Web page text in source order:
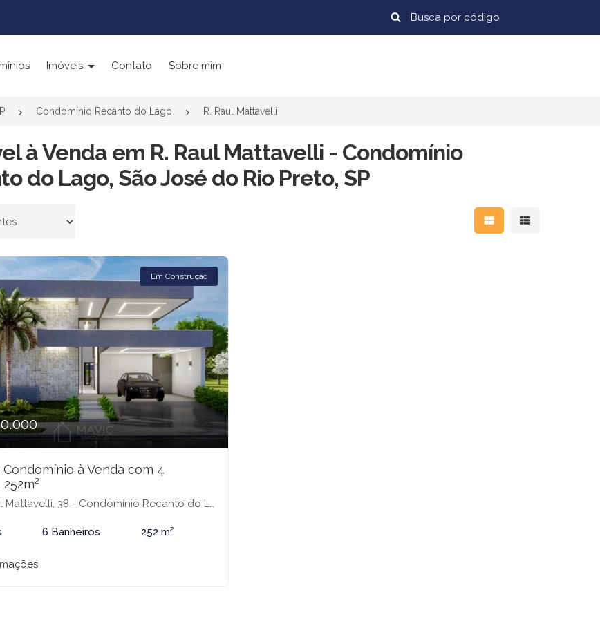
Imóveis Contato Sobre mim
Condomínio Recanto do Lago R. Raul Mattavelli
à Venda em R. Raul Mattavelli - Condomínio
do Lago, São José do Rio Preto, SP
Mostrar resultados
Mostrar
Em Construção
Condomínio à Venda com 4
38 - Condomínio Recanto do Lago, São José do Rio Preto-SP
6 Banheiros 252 m²